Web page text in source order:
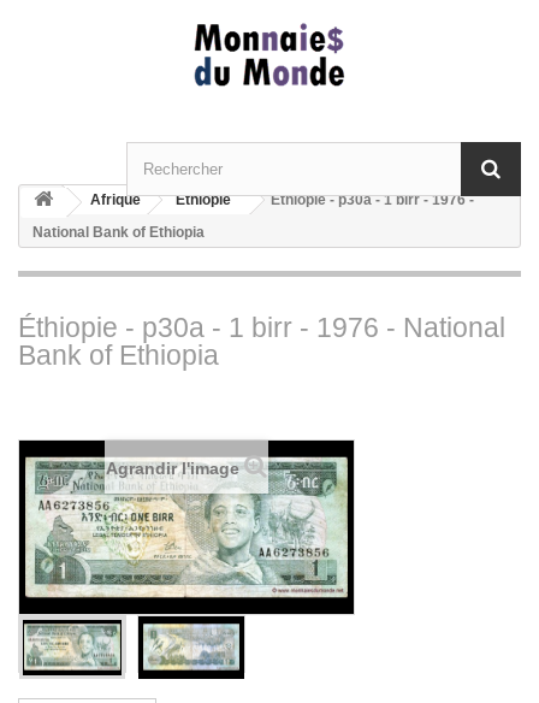
Afrique Ethiopie
Éthiopie - p30a - 1 birr - 1976 -
National Bank of Ethiopia
Éthiopie - p30a - 1 birr - 1976 - National
Bank of Ethiopia
Agrandir l'image